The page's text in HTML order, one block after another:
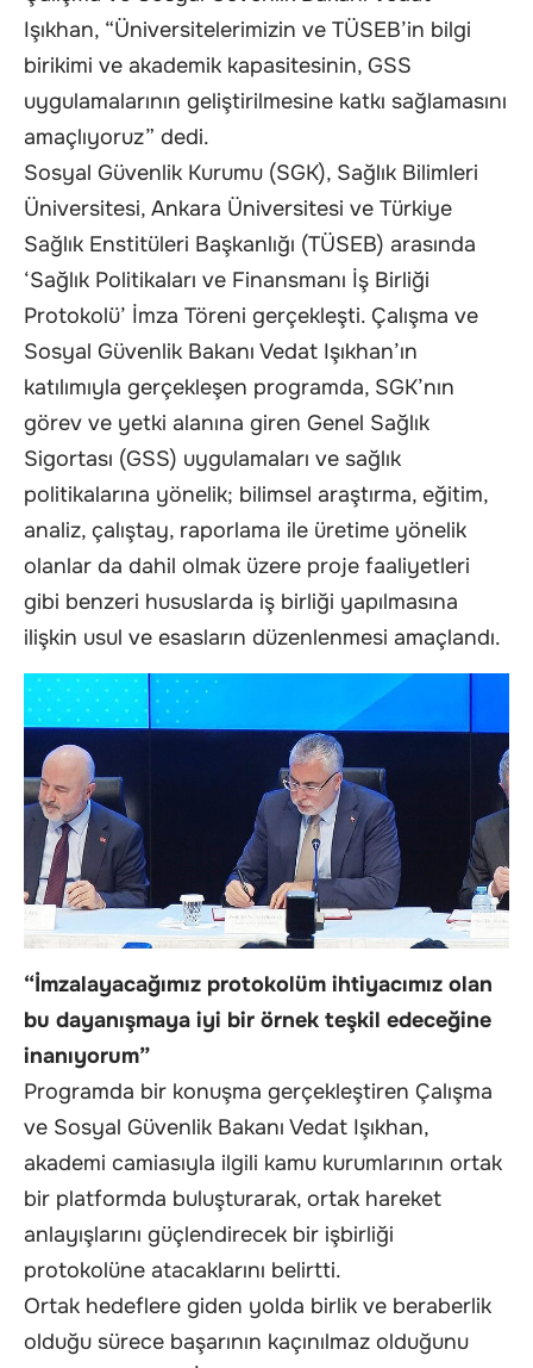
Işıkhan, “Üniversitelerimizin ve TÜSEB’in bilgi
birikimi ve akademik kapasitesinin, GSS
uygulamalarının geliştirilmesine katkı sağlamasını
amaçlıyoruz” dedi.
Sosyal Güvenlik Kurumu (SGK), Sağlık Bilimleri
Üniversitesi, Ankara Üniversitesi ve Türkiye
Sağlık Enstitüleri Başkanlığı (TÜSEB) arasında
‘Sağlık Politikaları ve Finansmanı İş Birliği
Protokolü’ İmza Töreni gerçekleşti. Çalışma ve
Sosyal Güvenlik Bakanı Vedat Işıkhan’ın
katılımıyla gerçekleşen programda, SGK’nın
görev ve yetki alanına giren Genel Sağlık
Sigortası (GSS) uygulamaları ve sağlık
politikalarına yönelik; bilimsel araştırma, eğitim,
analiz, çalıştay, raporlama ile üretime yönelik
olanlar da dahil olmak üzere proje faaliyetleri
gibi benzeri hususlarda iş birliği yapılmasına
ilişkin usul ve esasların düzenlenmesi amaçlandı.
“İmzalayacağımız protokolüm ihtiyacımız olan
bu dayanışmaya iyi bir örnek teşkil edeceğine
inanıyorum”
Programda bir konuşma gerçekleştiren Çalışma
ve Sosyal Güvenlik Bakanı Vedat Işıkhan,
akademi camiasıyla ilgili kamu kurumlarının ortak
bir platformda buluşturarak, ortak hareket
anlayışlarını güçlendirecek bir işbirliği
protokolüne atacaklarını belirtti.
Ortak hedeflere giden yolda birlik ve beraberlik
olduğu sürece başarının kaçınılmaz olduğunu